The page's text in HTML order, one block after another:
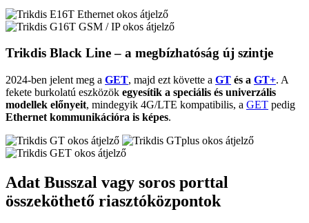
Trikdis Black Line – a megbízhatóság új szintje
2024-ben jelent meg a GET, majd ezt követte a GT és a GT+. A
fekete burkolatú eszközök egyesítik a speciális és univerzális
modellek előnyeit, mindegyik 4G/LTE kompatibilis, a GET pedig
Ethernet kommunikációra is képes.
Adat Busszal vagy soros porttal
összeköthető riasztóközpontok